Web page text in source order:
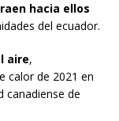
hacia ellos
del ecuador.
aire,
calor de 2021 en
canadiense de